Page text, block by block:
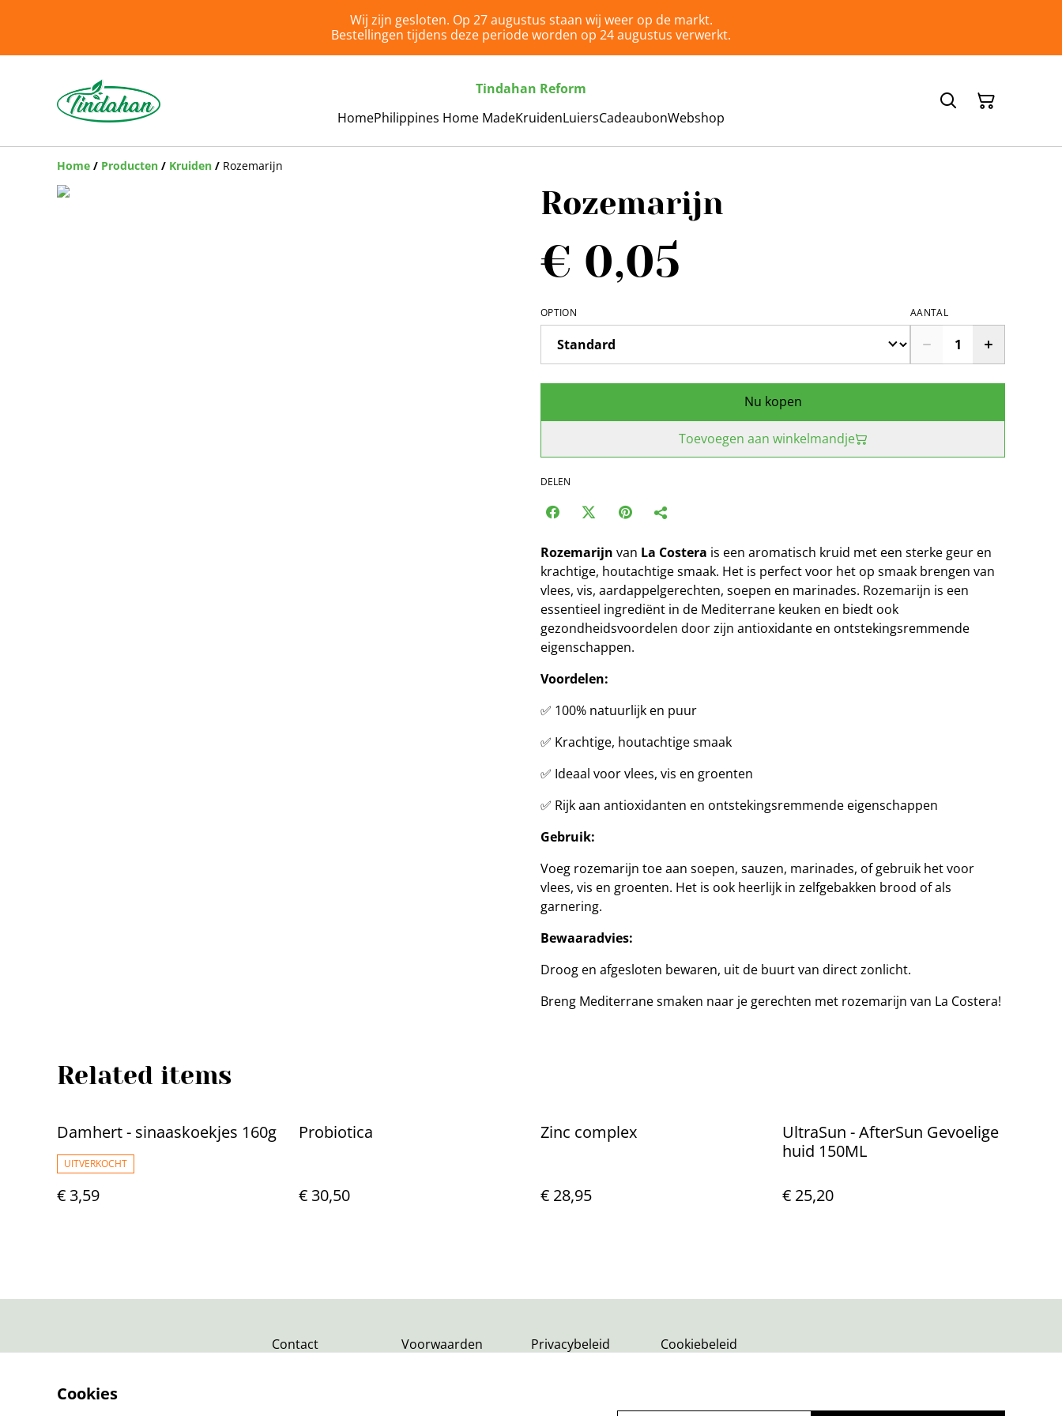
Wij zijn gesloten. Op 27 augustus staan wij weer op de markt.
Bestellingen tijdens deze periode worden op 24 augustus verwerkt.
Tindahan Reform
HomePhilippines Home MadeKruidenLuiersCadeaubonWebshop
Home / Producten / Kruiden / Rozemarijn
Rozemarijn
€ 0,05
OPTION AANTAL
Nu kopen
Toevoegen aan winkelmandje
DELEN
Rozemarijn van La Costera is een aromatisch kruid met een sterke geur en
krachtige, houtachtige smaak. Het is perfect voor het op smaak brengen van
vlees, vis, aardappelgerechten, soepen en marinades. Rozemarijn is een
essentieel ingrediënt in de Mediterrane keuken en biedt ook
gezondheidsvoordelen door zijn antioxidante en ontstekingsremmende
eigenschappen.
Voordelen:
✅ 100% natuurlijk en puur
✅ Krachtige, houtachtige smaak
✅ Ideaal voor vlees, vis en groenten
✅ Rijk aan antioxidanten en ontstekingsremmende eigenschappen
Gebruik:
Voeg rozemarijn toe aan soepen, sauzen, marinades, of gebruik het voor
vlees, vis en groenten. Het is ook heerlijk in zelfgebakken brood of als
garnering.
Bewaaradvies:
Droog en afgesloten bewaren, uit de buurt van direct zonlicht.
Breng Mediterrane smaken naar je gerechten met rozemarijn van La Costera!
Related items
Damhert - sinaaskoekjes 160g
UITVERKOCHT
€ 3,59
Probiotica
€ 30,50
Zinc complex
€ 28,95
UltraSun - AfterSun Gevoelige
huid 150ML
€ 25,20
Contact Voorwaarden Privacybeleid Cookiebeleid
Cookies